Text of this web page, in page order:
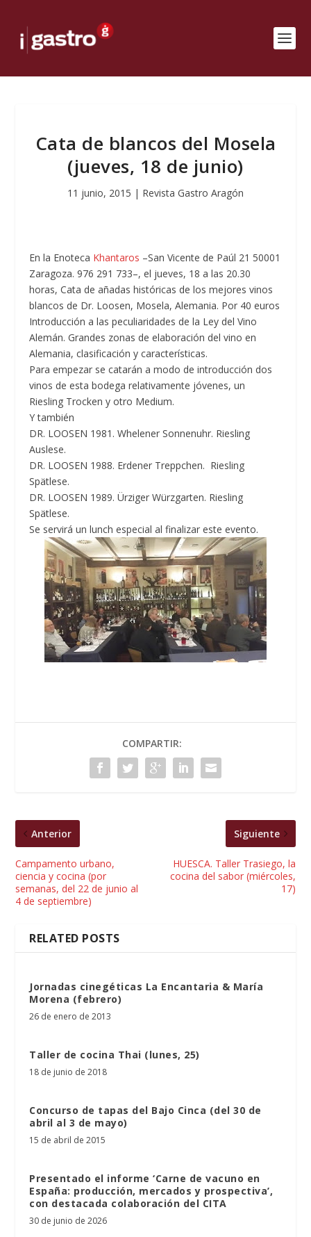
Cata de blancos del Mosela
(jueves, 18 de junio)
11 junio, 2015 | Revista Gastro Aragón
En la Enoteca Khantaros –San Vicente de Paúl 21 50001
Zaragoza. 976 291 733–, el jueves, 18 a las 20.30
horas, Cata de añadas históricas de los mejores vinos
blancos de Dr. Loosen, Mosela, Alemania. Por 40 euros
Introducción a las peculiaridades de la Ley del Vino
Alemán. Grandes zonas de elaboración del vino en
Alemania, clasificación y características.
Para empezar se catarán a modo de introducción dos
vinos de esta bodega relativamente jóvenes, un
Riesling Trocken y otro Medium.
Y también
DR. LOOSEN 1981. Whelener Sonnenuhr. Riesling
Auslese.
DR. LOOSEN 1988. Erdener Treppchen. Riesling
Spätlese.
DR. LOOSEN 1989. Ürziger Würzgarten. Riesling
Spätlese.
Se servirá un lunch especial al finalizar este evento.
COMPARTIR:
Anterior
Campamento urbano,
ciencia y cocina (por
semanas, del 22 de junio al
4 de septiembre)
Siguiente
HUESCA. Taller Trasiego, la
cocina del sabor (miércoles,
17)
RELATED POSTS
Jornadas cinegéticas La Encantaria & María
Morena (febrero)
26 de enero de 2013
Taller de cocina Thai (lunes, 25)
18 de junio de 2018
Concurso de tapas del Bajo Cinca (del 30 de
abril al 3 de mayo)
15 de abril de 2015
Presentado el informe ‘Carne de vacuno en
España: producción, mercados y prospectiva’,
con destacada colaboración del CITA
30 de junio de 2026